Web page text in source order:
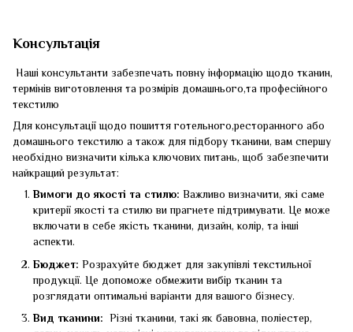
Консультація
Наші консультанти забезпечать повну інформацію щодо тканин,
термінів виготовлення та розмірів домашнього,та професійного
текстилю
Для консультації щодо пошиття готельного,ресторанного або
домашнього текстилю а також для підбору тканини, вам спершу
необхідно визначити кілька ключових питань, щоб забезпечити
найкращий результат:
Вимоги до якості та стилю: Важливо визначити, які саме
критерії якості та стилю ви прагнете підтримувати. Це може
включати в себе якість тканини, дизайн, колір, та інші
аспекти.
Бюджет: Розрахуйте бюджет для закупівлі текстильної
продукції. Це допоможе обмежити вибір тканин та
розглядати оптимальні варіанти для вашого бізнесу.
Вид тканини: Різні тканини, такі як бавовна, поліестер,